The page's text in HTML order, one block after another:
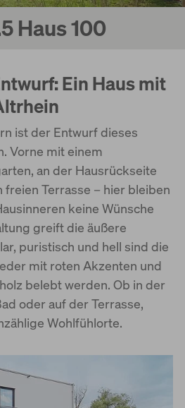
Haus 100
Ein Haus mit
ist der Entwurf dieses
Vorne mit einem
an der Hausrückseite
Terrasse – hier bleiben
keine Wünsche
greift die äußere
puristisch und hell sind die
mit roten Akzenten und
belebt werden. Ob in der
oder auf der Terrasse,
Wohlfühlorte.